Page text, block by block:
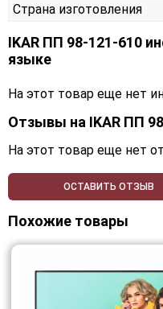
Страна изготовления
IKAR ПП 98-121-610
языке
На этот товар еще нет
Отзывы на IKAR ПП
На этот товар еще нет
ОСТАВИТЬ ОТЗЫВ
Похожие товары